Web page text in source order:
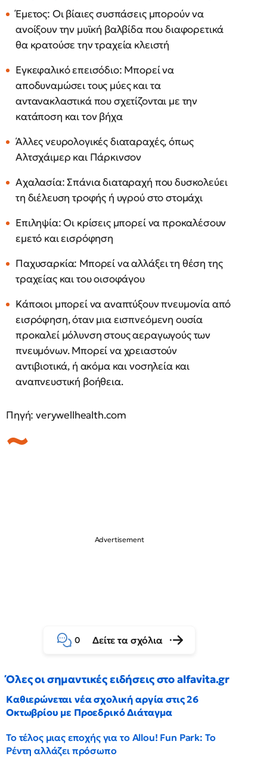
Έμετος: Οι βίαιες συσπάσεις μπορούν να
ανοίξουν την μυϊκή βαλβίδα που διαφορετικά
θα κρατούσε την τραχεία κλειστή
Εγκεφαλικό επεισόδιο: Μπορεί να
αποδυναμώσει τους μύες και τα
αντανακλαστικά που σχετίζονται με την
κατάποση και τον βήχα
Άλλες νευρολογικές διαταραχές, όπως
Αλτσχάιμερ και Πάρκινσον
Αχαλασία: Σπάνια διαταραχή που δυσκολεύει
τη διέλευση τροφής ή υγρού στο στομάχι
Επιληψία: Οι κρίσεις μπορεί να προκαλέσουν
εμετό και εισρόφηση
Παχυσαρκία: Μπορεί να αλλάξει τη θέση της
τραχείας και του οισοφάγου
Κάποιοι μπορεί να αναπτύξουν πνευμονία από
εισρόφηση, όταν μια εισπνεόμενη ουσία
προκαλεί μόλυνση στους αεραγωγούς των
πνευμόνων. Μπορεί να χρειαστούν
αντιβιοτικά, ή ακόμα και νοσηλεία και
αναπνευστική βοήθεια.
Πηγή: verywellhealth.com
0 Δείτε τα σχόλια
Όλες οι σημαντικές ειδήσεις στο alfavita.gr
Καθιερώνεται νέα σχολική αργία στις 26
Οκτωβρίου με Προεδρικό Διάταγμα
Το τέλος μιας εποχής για το Allou! Fun Park: Το
Ρέντη αλλάζει πρόσωπο